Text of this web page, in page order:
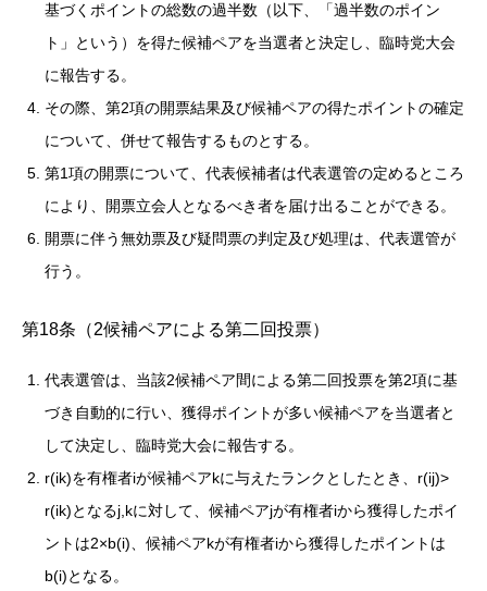
基づくポイントの総数の過半数（以下、「過半数のポイン
ト」という）を得た候補ペアを当選者と決定し、臨時党大会
に報告する。
その際、第2項の開票結果及び候補ペアの得たポイントの確定
について、併せて報告するものとする。
第1項の開票について、代表候補者は代表選管の定めるところ
により、開票立会人となるべき者を届け出ることができる。
開票に伴う無効票及び疑問票の判定及び処理は、代表選管が
行う。
第18条（2候補ペアによる第二回投票）
代表選管は、当該2候補ペア間による第二回投票を第2項に基
づき自動的に行い、獲得ポイントが多い候補ペアを当選者と
して決定し、臨時党大会に報告する。
r(ik)を有権者iが候補ペアkに与えたランクとしたとき、r(ij)>
r(ik)となるj,kに対して、候補ペアjが有権者iから獲得したポイ
ントは2×b(i)、候補ペアkが有権者iから獲得したポイントは
b(i)となる。